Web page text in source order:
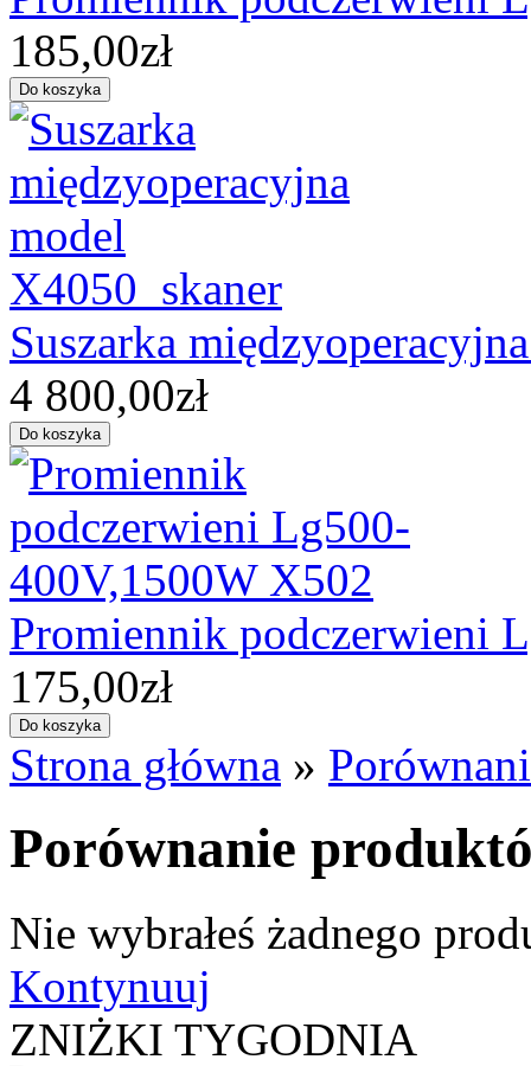
185,00zł
Suszarka
4 800,00zł
Promiennik podczerwieni
175,00zł
Strona główna »
Porównanie
Nie wybrałeś żadnego
Kontynuuj
ZNIŻKI TYGODNIA